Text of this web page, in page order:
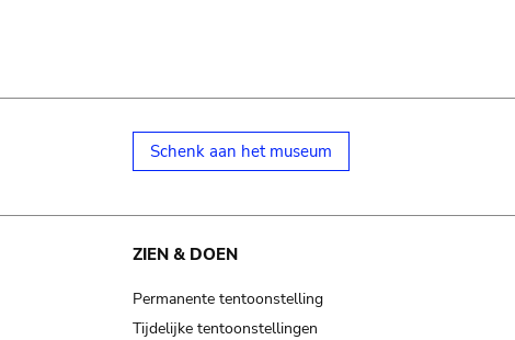
Schenk aan het museum
ZIEN & DOEN
Permanente tentoonstelling
Tijdelijke tentoonstellingen